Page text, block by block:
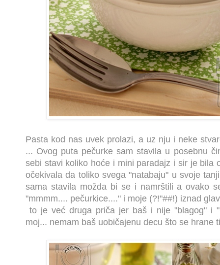
Pasta kod nas uvek prolazi, a uz nju i neke
... Ovog puta pečurke sam stavila u posebnu
sebi stavi koliko hoće i mini paradajz i sir je bila
očekivala da toliko svega "natabaju" u svoje
sama stavila možda bi se i namrštili a ovako
"mmmm.... pečurkice...." i moje (?!"##!) iznad
to je već druga priča jer baš i nije "blagog" i
moj... nemam baš uobičajenu decu što se hrane